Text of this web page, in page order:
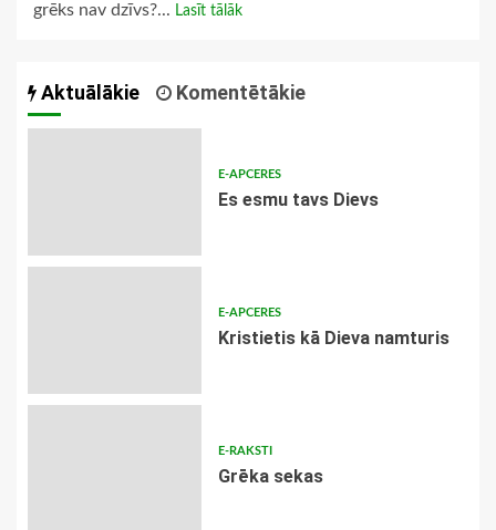
grēks nav dzīvs?... Lasīt tālāk
Aktuālākie Komentētākie
E-APCERES
Es esmu tavs Dievs
E-APCERES
Kristietis kā Dieva namturis
E-RAKSTI
Grēka sekas